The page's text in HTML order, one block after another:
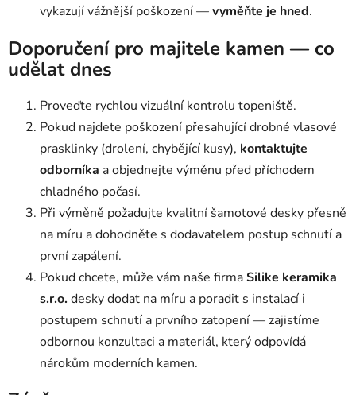
vykazují vážnější poškození —vyměňte je hned.
Doporučení pro majitele kamen — co
udělat dnes
Proveďte rychlou vizuální kontrolu topeniště.
Pokud najdete poškození přesahující drobné vlasové
prasklinky (drolení, chybějící kusy), kontaktujte
odborníka a objednejte výměnu před příchodem
chladného počasí.
Při výměně požadujte kvalitní šamotové desky přesně
na míru a dohodněte s dodavatelem postup schnutí a
první zapálení.
Pokud chcete, může vám naše firmaSilike keramika
s.r.o. desky dodat na míru a poradit s instalací i
postupem schnutí a prvního zatopení — zajistíme
odbornou konzultaci a materiál, který odpovídá
nárokům moderních kamen.